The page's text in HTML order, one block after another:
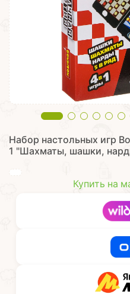
Набор настольных игр
1 "Шахматы, шашки,
Купить на